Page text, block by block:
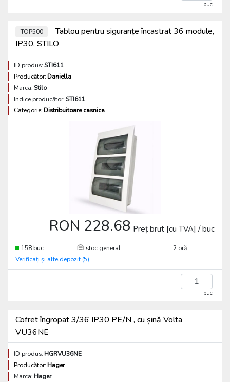
buc
TOP500
Tablou pentru siguranțe încastrat 36 module,
IP30, STILO
ID produs:STI611
Producător:Daniella
Marca:Stilo
Indice producător:STI611
Categorie:Distribuitoare casnice
RON 228.68 Preț brut [cu TVA] / buc
158 buc stoc general
2 oră
Verificați și alte depozit (5)
buc
Cofret îngropat 3/36 IP30 PE/N , cu șină Volta
VU36NE
ID produs:HGRVU36NE
Producător:Hager
Marca:Hager